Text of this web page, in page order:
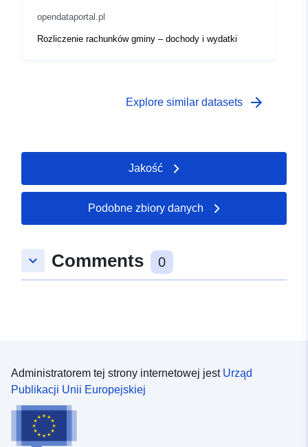
opendataportal.pl
Rozliczenie rachunków gminy – dochody i wydatki
Explore similar datasets arrow_forward
Jakość
Podobne zbiory danych
keyboard_arrow_down Comments 0
Administratorem tej strony internetowej jest Urząd
Publikacji Unii Europejskiej